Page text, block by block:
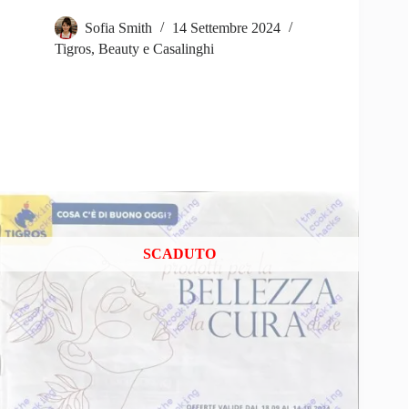
Sofia Smith
14 Settembre 2024
Tigros, Beauty e Casalinghi
SCADUTO